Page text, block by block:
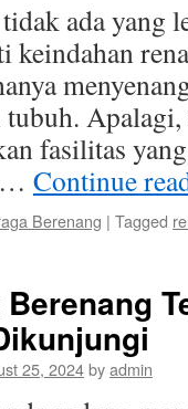
ada yang
keindahan
tubuh.
fasilitas
… Continue
Berenang | Tagged
Berenang
25, 2024byadmin